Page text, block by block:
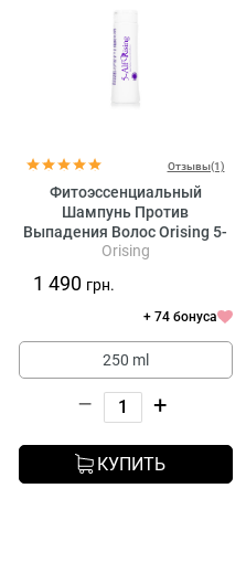
Отзывы(1)
Фитоэссенциальный
Шампунь Против
Выпадения Волос Orising 5-
Alf
Orising
1 490 грн.
+ 74 бонуса
250 ml
– +
КУПИТЬ